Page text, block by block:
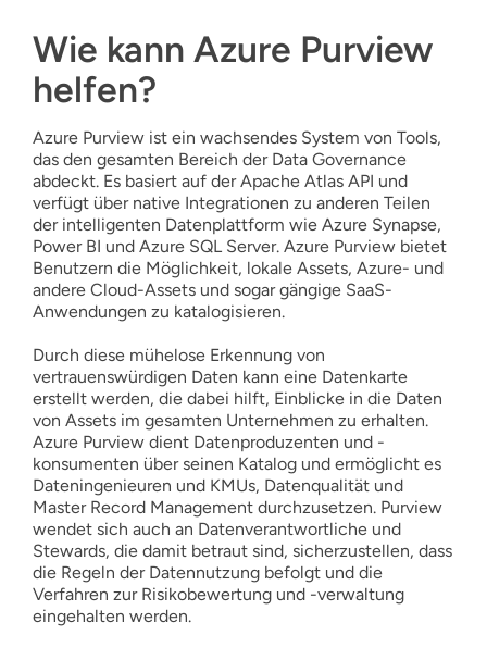
Wie kann Azure Purview
helfen?
Azure Purview ist ein wachsendes System von Tools,
das den gesamten Bereich der Data Governance
abdeckt. Es basiert auf der Apache Atlas API und
verfügt über native Integrationen zu anderen Teilen
der intelligenten Datenplattform wie Azure Synapse,
Power BI und Azure SQL Server. Azure Purview bietet
Benutzern die Möglichkeit, lokale Assets, Azure- und
andere Cloud-Assets und sogar gängige SaaS-
Anwendungen zu katalogisieren.
Durch diese mühelose Erkennung von
vertrauenswürdigen Daten kann eine Datenkarte
erstellt werden, die dabei hilft, Einblicke in die Daten
von Assets im gesamten Unternehmen zu erhalten.
Azure Purview dient Datenproduzenten und -
konsumenten über seinen Katalog und ermöglicht es
Dateningenieuren und KMUs, Datenqualität und
Master Record Management durchzusetzen. Purview
wendet sich auch an Datenverantwortliche und
Stewards, die damit betraut sind, sicherzustellen, dass
die Regeln der Datennutzung befolgt und die
Verfahren zur Risikobewertung und -verwaltung
eingehalten werden.